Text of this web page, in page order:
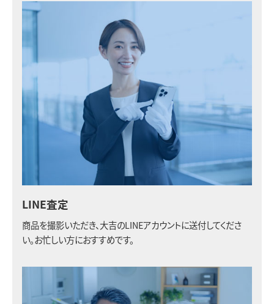
LINE査定
商品を撮影いただき、大吉のLINEアカウントに送付してくださ
い。お忙しい方におすすめです。